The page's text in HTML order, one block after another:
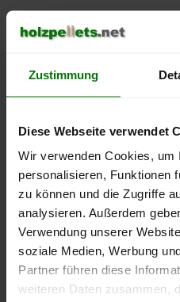
Zustimmung
Diese Webseite verwendet
Wir verwenden Cookies, um
personalisieren, Funktionen
zu können und die Zugriffe
analysieren. Außerdem
Verwendung unserer
soziale Medien, Werbung
Partner führen diese
weiteren Daten zusammen,
lose Ware
September
250 €
350 €
400 €
Die aktuelle
können Sie jederzeit auf